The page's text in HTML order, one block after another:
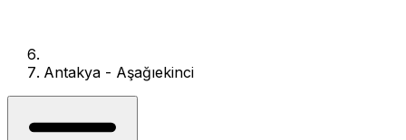
Antakya - Aşağıekinci